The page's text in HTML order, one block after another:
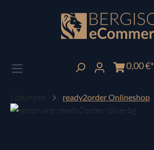
Zum Hauptinhalt springen
0,00 €*
Lösungen ready2order Onlineshop